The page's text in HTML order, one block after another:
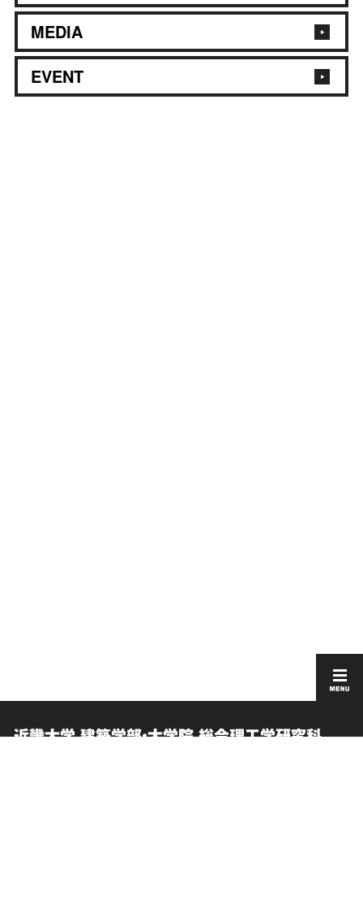
MEDIA
EVENT
近畿大学 建築学部・大学院 総合理工学研究科